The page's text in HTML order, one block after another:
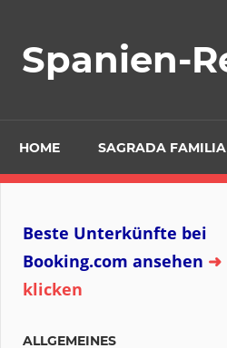
springen
Spanien-
HOME SAGRADA FAMILIA
Beste Unterkünfte bei
Booking.com ansehen ➜
klicken
ALLGEMEINES